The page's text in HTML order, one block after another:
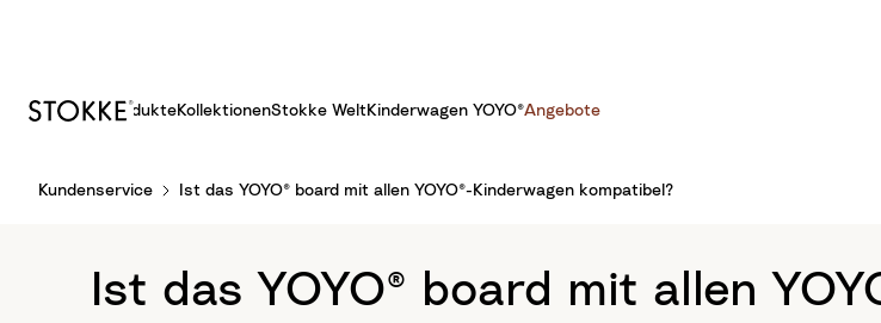
ProdukteKollektionenStokke WeltKinderwagen YOYO®Angebote
Kundenservice Ist das YOYO® board mit allen YOYO®-Kinderwagen kompatibel?
Ist das YOYO® board mit allen